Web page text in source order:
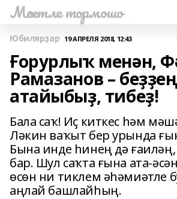
Мәсетле тормошо
Юбилярҙар 19 АПРЕЛЯ 2018, 12:43
Ғорурлыҡ менән,
Рамазанов –
атайыбыҙ, тибеҙ!
Бала саҡ! Иҫ киткес һәм
Ләкин ваҡыт бер урында
Бына инде һинең дә
бар. Шул саҡта ғына ата-
өсөн ни тиклем әһәмиәтле
аңлай башлайһың.